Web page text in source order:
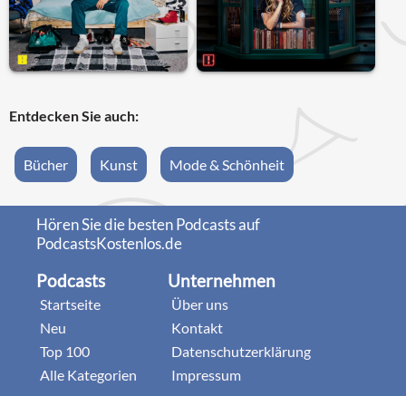
Entdecken Sie auch:
Bücher Kunst Mode & Schönheit
Hören Sie die besten Podcasts auf
PodcastsKostenlos.de
Podcasts
Startseite
Neu
Top 100
Alle Kategorien
Unternehmen
Über uns
Kontakt
Datenschutzerklärung
Impressum